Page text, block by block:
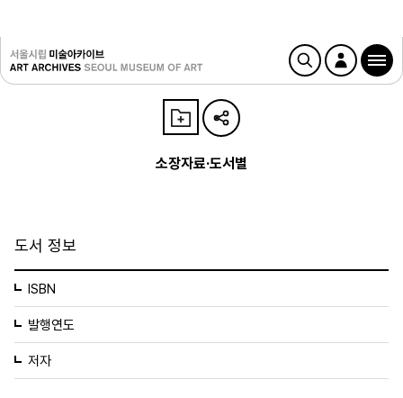
소장자료·도서별
도서 정보
ISBN
발행연도
저자